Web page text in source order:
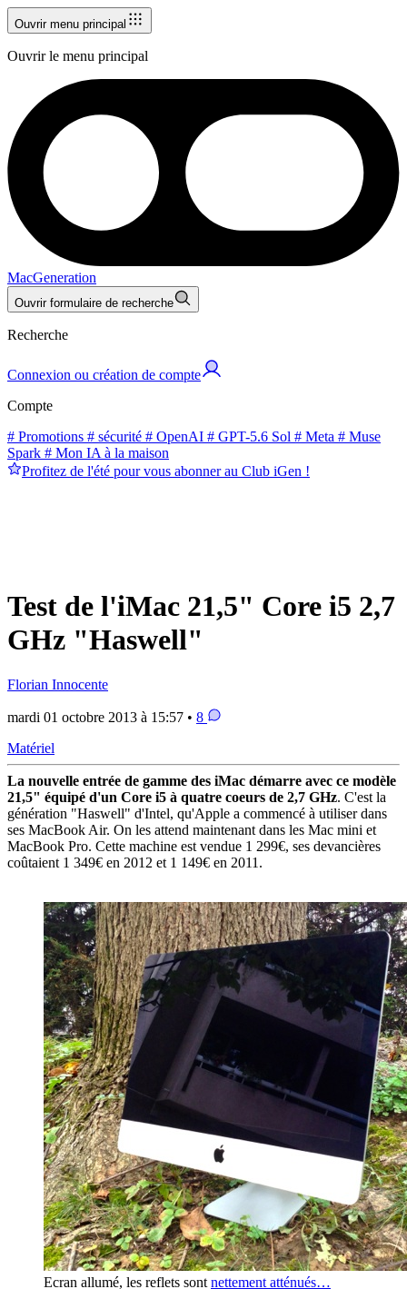
Ouvrir menu principal
Ouvrir le menu principal
MacGeneration
Ouvrir formulaire de recherche
Recherche
Connexion ou création de compte
Compte
# Promotions # sécurité # OpenAI # GPT-5.6 Sol # Meta # Muse
Spark # Mon IA à la maison
Profitez de l'été pour vous abonner au Club iGen !
Test de l'iMac 21,5" Core i5 2,7
GHz "Haswell"
Florian Innocente
mardi 01 octobre 2013 à 15:57 • 8
Matériel
La nouvelle entrée de gamme des iMac démarre avec ce modèle
21,5" équipé d'un Core i5 à quatre coeurs de 2,7 GHz. C'est la
génération "Haswell" d'Intel, qu'Apple a commencé à utiliser dans
ses MacBook Air. On les attend maintenant dans les Mac mini et
MacBook Pro. Cette machine est vendue 1 299€, ses devancières
coûtaient 1 349€ en 2012 et 1 149€ en 2011.
Ecran allumé, les reflets sont nettement atténués…